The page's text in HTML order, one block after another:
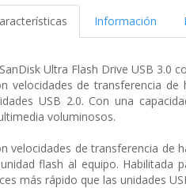
Información
Ultra Flash Drive USB 3.0
velocidades de transferencia
USB 2.0. Con una
voluminosos.
velocidades de transferencia de
flash al equipo. Habilitada
más rápido que las unidades